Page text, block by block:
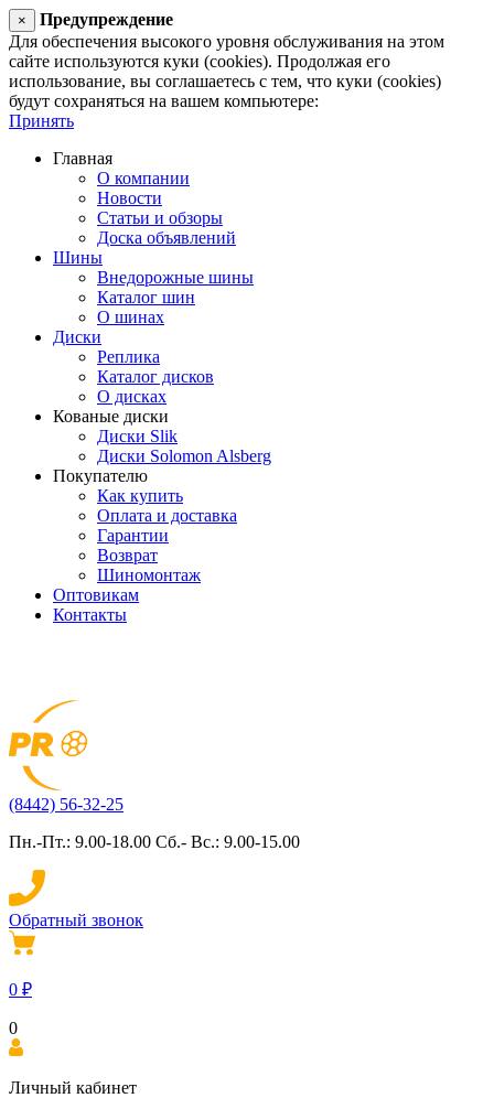
×
Предупреждение
Для обеспечения высокого уровня обслуживания на этом
сайте используются куки (cookies). Продолжая его
использование, вы соглашаетесь с тем, что куки (cookies)
будут сохраняться на вашем компьютере:
Принять
Главная
О компании
Новости
Статьи и обзоры
Доска объявлений
Шины
Внедорожные шины
Каталог шин
О шинах
Диски
Реплика
Каталог дисков
О дисках
Кованые диски
Диски Slik
Диски Solomon Alsberg
Покупателю
Как купить
Оплата и доставка
Гарантии
Возврат
Шиномонтаж
Оптовикам
Контакты
(8442) 56-32-25
Пн.-Пт.: 9.00-18.00 Сб.- Вс.: 9.00-15.00
Обратный звонок
0 ₽
0
Личный кабинет